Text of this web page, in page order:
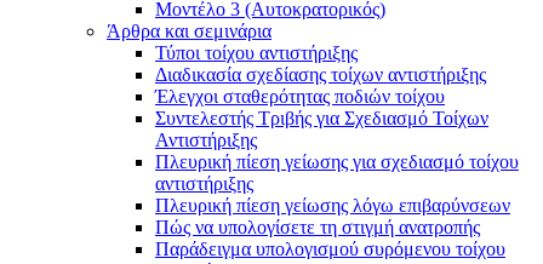
Μοντέλο 3 (Αυτοκρατορικός)
Άρθρα και σεμινάρια
Τύποι τοίχου αντιστήριξης
Διαδικασία σχεδίασης τοίχων αντιστήριξης
Έλεγχοι σταθερότητας ποδιών τοίχου
Συντελεστής Τριβής για Σχεδιασμό Τοίχων
Αντιστήριξης
Πλευρική πίεση γείωσης για σχεδιασμό τοίχου
αντιστήριξης
Πλευρική πίεση γείωσης λόγω επιβαρύνσεων
Πώς να υπολογίσετε τη στιγμή ανατροπής
Παράδειγμα υπολογισμού συρόμενου τοίχου